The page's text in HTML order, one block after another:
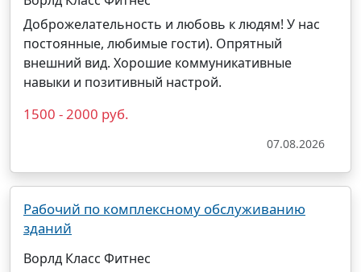
Доброжелательность и любовь к людям! У нас
постоянные, любимые гости). Опрятный
внешний вид. Хорошие коммуникативные
навыки и позитивный настрой.
1500 - 2000 руб.
07.08.2026
Рабочий по комплексному обслуживанию
зданий
Ворлд Класс Фитнес